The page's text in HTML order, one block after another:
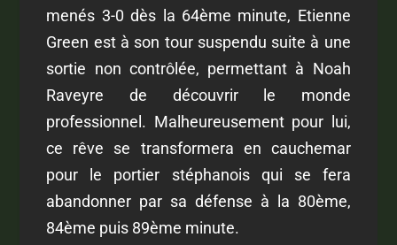
menés 3-0 dès la 64ème minute, Etienne
Green est à son tour suspendu suite à une
sortie non contrôlée, permettant à Noah
Raveyre de découvrir le monde
professionnel. Malheureusement pour lui,
ce rêve se transformera en cauchemar
pour le portier stéphanois qui se fera
abandonner par sa défense à la 80ème,
84ème puis 89ème minute.